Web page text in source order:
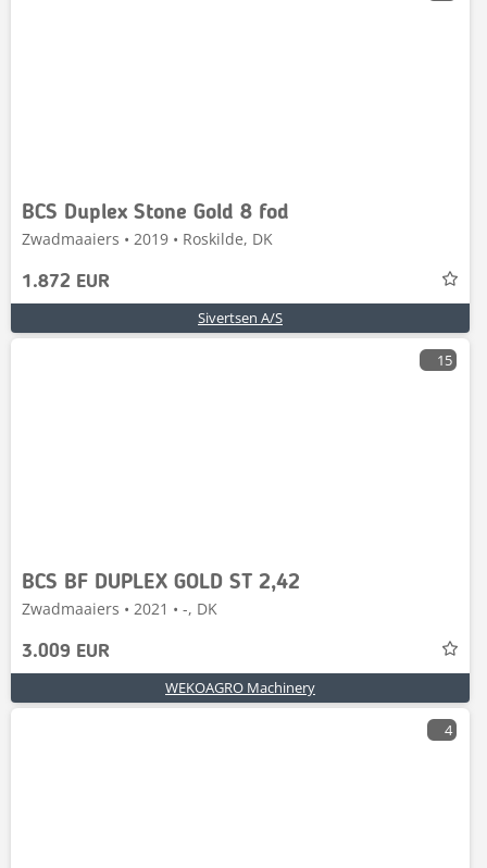
BCS Duplex Stone Gold 8 fod
Zwadmaaiers • 2019 • Roskilde, DK
1.872 EUR
Sivertsen A/S
15
BCS BF DUPLEX GOLD ST 2,42
Zwadmaaiers • 2021 • -, DK
3.009 EUR
WEKOAGRO Machinery
4